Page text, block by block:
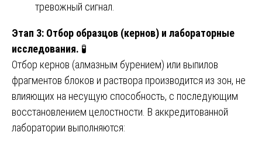
тревожный сигнал.
Этап 3: Отбор образцов (кернов) и лабораторные
исследования. 🧪
Отбор кернов (алмазным бурением) или выпилов
фрагментов блоков и раствора производится из зон, не
влияющих на несущую способность, с последующим
восстановлением целостности. В аккредитованной
лаборатории выполняются: